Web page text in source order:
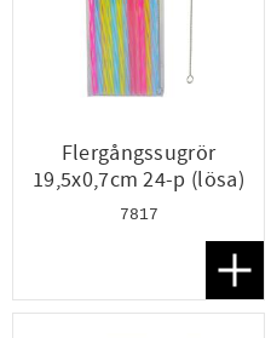
Flergångssugrör
19,5x0,7cm 24-p (lösa)
7817